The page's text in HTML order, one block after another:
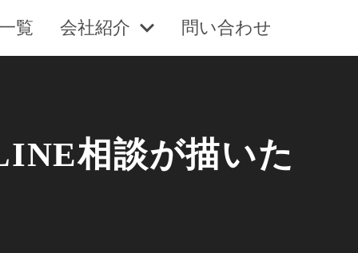
覧 会社紹介 問い合わせ
相談が描いた